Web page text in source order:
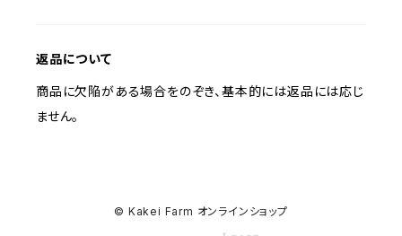
返品について
商品に欠陥がある場合をのぞき、基本的には返品には応じ
ません。
© Kakei Farm オンラインショップ